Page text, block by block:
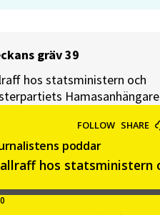
gräv 39
hos statsministern och
Hamasanhängare